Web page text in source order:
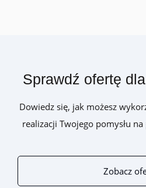
Sprawdź ofertę
Dowiedz się, jak możesz
realizacji Twojego pomysłu
Zobacz